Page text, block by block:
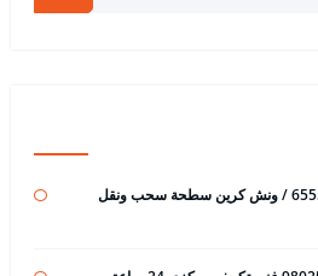
ونش ابو حليفة رقم / 65557275 / ونش كرين سطحة سحب ونقل